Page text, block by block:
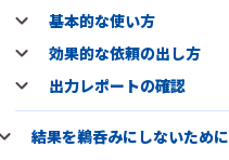
基本的な使い方
効果的な依頼の出し方
出力レポートの確認
結果を鵜呑みにしないために